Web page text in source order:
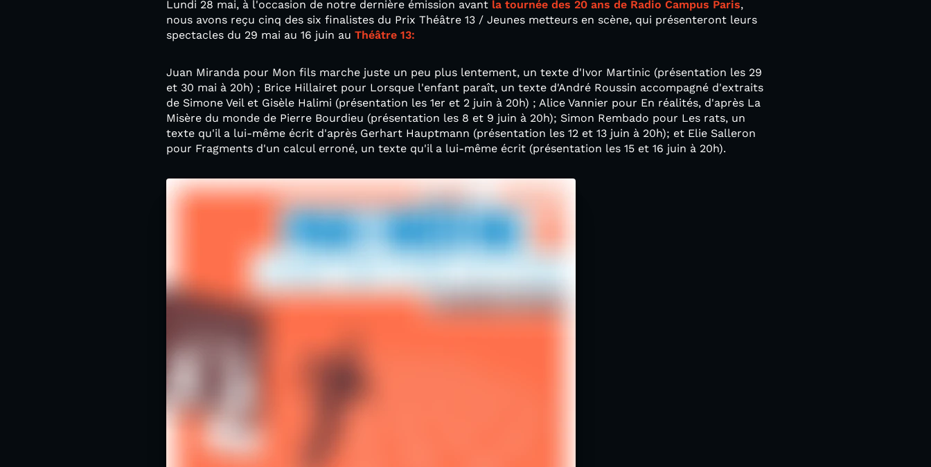
Lundi 28 mai, à l'occasion de notre dernière émission avant la tournée des 20 ans de Radio Campus Paris,
nous avons reçu cinq des six finalistes du Prix Théâtre 13 / Jeunes metteurs en scène, qui présenteront leurs
spectacles du 29 mai au 16 juin au Théâtre 13:
Juan Miranda pour Mon fils marche juste un peu plus lentement, un texte d'Ivor Martinic (présentation les 29
et 30 mai à 20h) ; Brice Hillairet pour Lorsque l'enfant paraît, un texte d'André Roussin accompagné d'extraits
de Simone Veil et Gisèle Halimi (présentation les 1er et 2 juin à 20h) ; Alice Vannier pour En réalités, d'après La
Misère du monde de Pierre Bourdieu (présentation les 8 et 9 juin à 20h); Simon Rembado pour Les rats, un
texte qu'il a lui-même écrit d'après Gerhart Hauptmann (présentation les 12 et 13 juin à 20h); et Elie Salleron
pour Fragments d'un calcul erroné, un texte qu'il a lui-même écrit (présentation les 15 et 16 juin à 20h).